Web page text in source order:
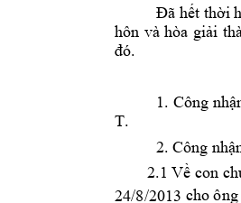
Đã hết thời h
hôn và hòa giải
đó.
1. Công nhậ
T.
2. Công nhậ
2.1 Về con
24/8/2013 cho ông